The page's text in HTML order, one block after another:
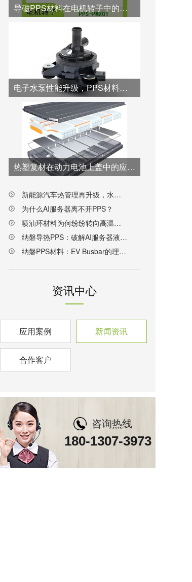
导磁PPS材料在电机转子中的优势应用
电子水泵性能升级，PPS材料从“转子”到“壳体”全面接棒
热塑复材在动力电池上盖中的应用突破与工艺创新
新能源汽车热管理再升级，水阀阀芯材料为何纷纷转向PPS？
为什么AI服务器离不开PPS？
喷油环材料为何纷纷转向高温尼龙PPA？
纳磐导热PPS：破解AI服务器液冷散热材料难题的新方案
纳磐PPS材料：EV Busbar的理想解决方案
资讯中心
应用案例 新闻资讯
合作客户
咨询热线
180-1307-3973